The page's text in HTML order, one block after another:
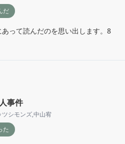
だ
って読んだのを思い出します。8
事件
ツシモンズ,中山宥
た